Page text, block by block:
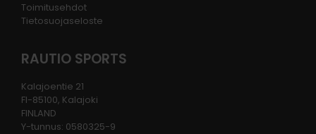
Toimitusehdot
Tietosuojaseloste
RAUTIO SPORTS
Kalajoentie 21
FI-85100, Kalajoki
FINLAND
Y-tunnus: 0580325-9